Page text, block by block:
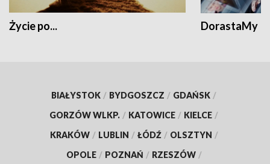
Życie po... DorastaMy
BIAŁYSTOK / BYDGOSZCZ / GDAŃSK /
GORZÓW WLKP. / KATOWICE / KIELCE /
KRAKÓW / LUBLIN / ŁÓDŹ / OLSZTYN /
OPOLE / POZNAŃ / RZESZÓW /